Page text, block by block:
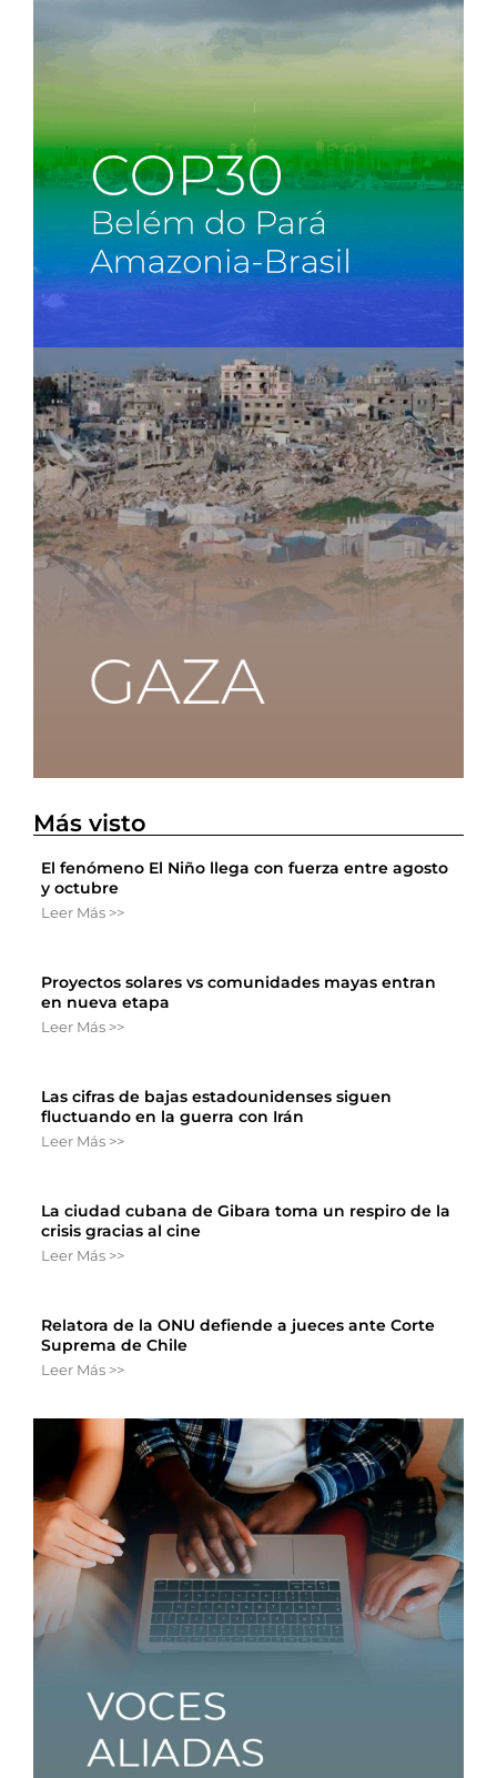
Más visto
El fenómeno El Niño llega con fuerza entre agosto
y octubre
Leer Más >>
Proyectos solares vs comunidades mayas entran
en nueva etapa
Leer Más >>
Las cifras de bajas estadounidenses siguen
fluctuando en la guerra con Irán
Leer Más >>
La ciudad cubana de Gibara toma un respiro de la
crisis gracias al cine
Leer Más >>
Relatora de la ONU defiende a jueces ante Corte
Suprema de Chile
Leer Más >>